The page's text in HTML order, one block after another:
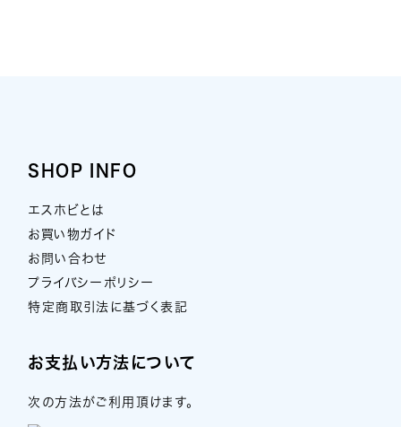
SHOP INFO
エスホビとは
お買い物ガイド
お問い合わせ
プライバシーポリシー
特定商取引法に基づく表記
お支払い方法について
次の方法がご利用頂けます。